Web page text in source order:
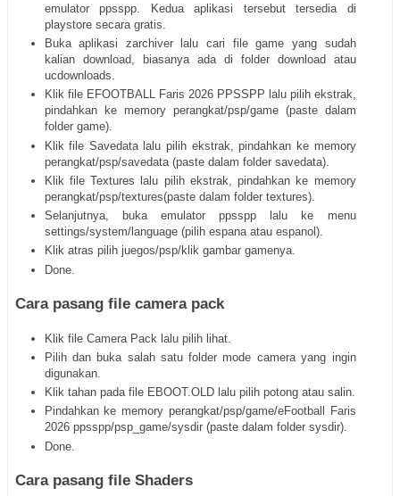
emulator ppsspp. Kedua aplikasi tersebut tersedia di
playstore secara gratis.
Buka aplikasi zarchiver lalu cari file game yang sudah
kalian download, biasanya ada di folder download atau
ucdownloads.
Klik file EFOOTBALL Faris 2026 PPSSPP lalu pilih ekstrak,
pindahkan ke memory perangkat/psp/game (paste dalam
folder game).
Klik file Savedata lalu pilih ekstrak, pindahkan ke memory
perangkat/psp/savedata (paste dalam folder savedata).
Klik file Textures lalu pilih ekstrak, pindahkan ke memory
perangkat/psp/textures(paste dalam folder textures).
Selanjutnya, buka emulator ppsspp lalu ke menu
settings/system/language (pilih espana atau espanol).
Klik atras pilih juegos/psp/klik gambar gamenya.
Done.
Cara pasang file camera pack
Klik file Camera Pack lalu pilih lihat.
Pilih dan buka salah satu folder mode camera yang ingin
digunakan.
Klik tahan pada file EBOOT.OLD lalu pilih potong atau salin.
Pindahkan ke memory perangkat/psp/game/eFootball Faris
2026 ppsspp/psp_game/sysdir (paste dalam folder sysdir).
Done.
Cara pasang file Shaders